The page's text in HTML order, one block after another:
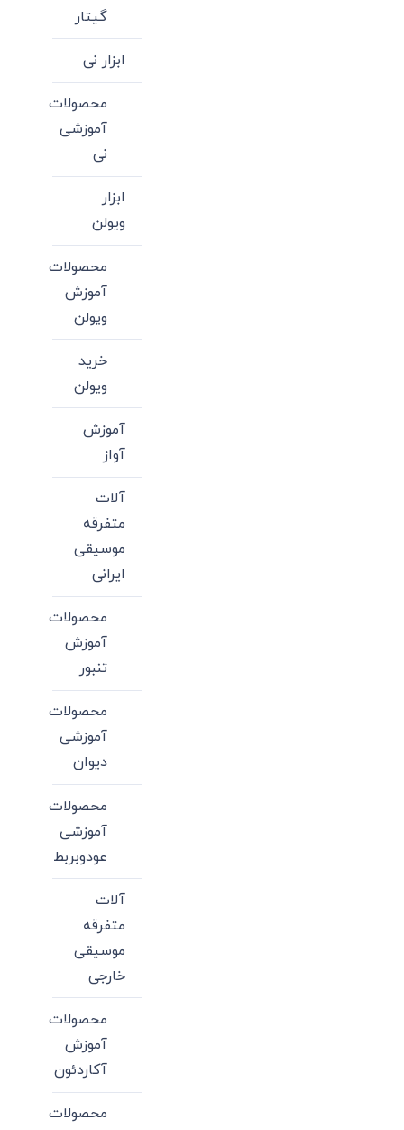
گیتار
ابزار نی
محصولات
آموزشی
نی
ابزار
ویولن
محصولات
آموزش
ویولن
خرید
ویولن
آموزش
آواز
آلات
متفرقه
موسیقی
ایرانی
محصولات
آموزش
تنبور
محصولات
آموزشی
دیوان
محصولات
آموزشی
عودوبربط
آلات
متفرقه
موسیقی
خارجی
محصولات
آموزش
آکاردئون
محصولات